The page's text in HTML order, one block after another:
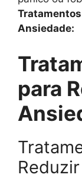
Ansiedade:
para